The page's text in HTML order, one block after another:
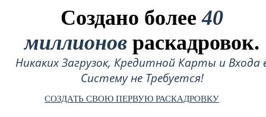
Создано более40
миллионов раскадровок.
Никаких Загрузок, Кредитной Карты и Входа
Систему не Требуется!
СОЗДАТЬ СВОЮ ПЕРВУЮ РАСКАДРОВКУ